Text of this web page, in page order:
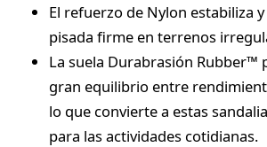
El refuerzo de Nylon estabiliza
pisada firme en terrenos
La suela Durabrasión Rubber™
gran equilibrio entre
lo que convierte a estas
para las actividades cotidianas.